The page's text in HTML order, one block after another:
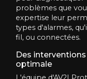
problèmes que
expertise leur
types d'alarmes,
fil, ou connectées.
Des
optimale